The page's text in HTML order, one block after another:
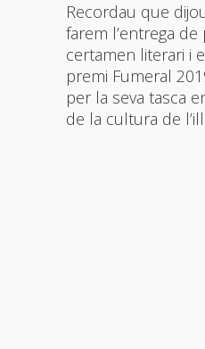
Recordau que
farem l’entrega
certamen literari i
premi Fumeral
per la seva tasca
de la cultura de